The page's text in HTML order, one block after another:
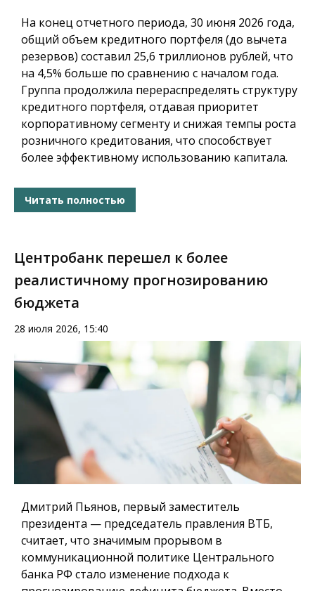
На конец отчетного периода, 30 июня 2026 года,
общий объем кредитного портфеля (до вычета
резервов) составил 25,6 триллионов рублей, что
на 4,5% больше по сравнению с началом года.
Группа продолжила перераспределять структуру
кредитного портфеля, отдавая приоритет
корпоративному сегменту и снижая темпы роста
розничного кредитования, что способствует
более эффективному использованию капитала.
Читать полностью
Центробанк перешел к более
реалистичному прогнозированию
бюджета
28 июля 2026, 15:40
Дмитрий Пьянов, первый заместитель
президента — председатель правления ВТБ,
считает, что значимым прорывом в
коммуникационной политике Центрального
банка РФ стало изменение подхода к